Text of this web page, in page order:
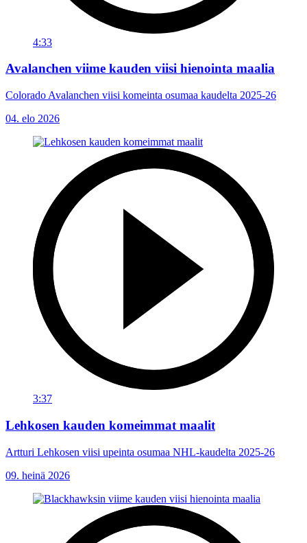
4:33
Avalanchen viime kauden viisi hienointa maalia
Colorado Avalanchen viisi komeinta osumaa kaudelta 2025-26
04. elo 2026
3:37
Lehkosen kauden komeimmat maalit
Artturi Lehkosen viisi upeinta osumaa NHL-kaudelta 2025-26
09. heinä 2026